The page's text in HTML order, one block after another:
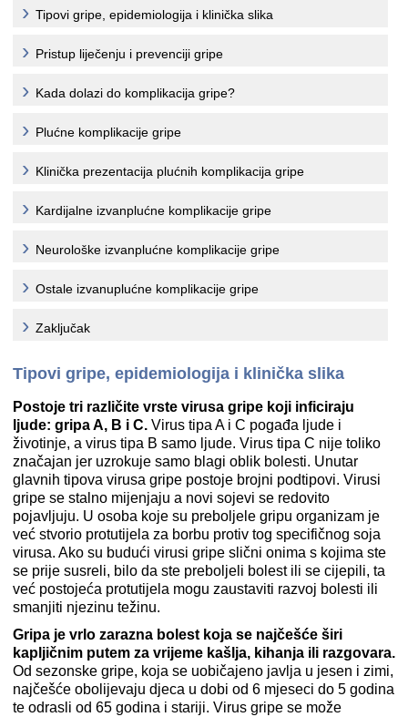
Tipovi gripe, epidemiologija i klinička slika
Pristup liječenju i prevenciji gripe
Kada dolazi do komplikacija gripe?
Plućne komplikacije gripe
Klinička prezentacija plućnih komplikacija gripe
Kardijalne izvanplućne komplikacije gripe
Neurološke izvanplućne komplikacije gripe
Ostale izvanuplućne komplikacije gripe
Zaključak
Tipovi gripe, epidemiologija i klinička slika
Postoje tri različite vrste virusa gripe koji inficiraju
ljude: gripa A, B i C. Virus tipa A i C pogađa ljude i
životinje, a virus tipa B samo ljude. Virus tipa C nije toliko
značajan jer uzrokuje samo blagi oblik bolesti. Unutar
glavnih tipova virusa gripe postoje brojni podtipovi. Virusi
gripe se stalno mijenjaju a novi sojevi se redovito
pojavljuju. U osoba koje su preboljele gripu organizam je
već stvorio protutijela za borbu protiv tog specifičnog soja
virusa. Ako su budući virusi gripe slični onima s kojima ste
se prije susreli, bilo da ste preboljeli bolest ili se cijepili, ta
već postojeća protutijela mogu zaustaviti razvoj bolesti ili
smanjiti njezinu težinu.
Gripa je vrlo zarazna bolest koja se najčešće širi
kapljičnim putem za vrijeme kašlja, kihanja ili razgovara.
Od sezonske gripe, koja se uobičajeno javlja u jesen i zimi,
najčešće obolijevaju djeca u dobi od 6 mjeseci do 5 godina
te odrasli od 65 godina i stariji. Virus gripe se može